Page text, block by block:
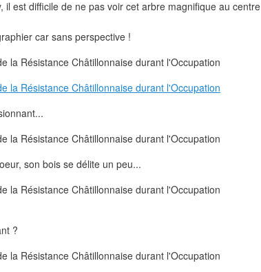
il est difficile de ne pas voir cet arbre magnifique au centre
car sans perspective !
son bois se délite un peu...
?